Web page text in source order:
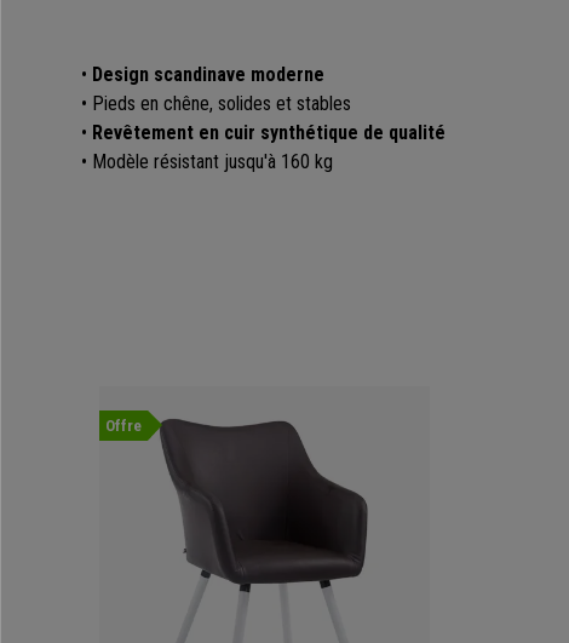
• Design scandinave moderne
• Pieds en chêne, solides et stables
• Revêtement en cuir synthétique de qualité
• Modèle résistant jusqu'à 160 kg
Offre